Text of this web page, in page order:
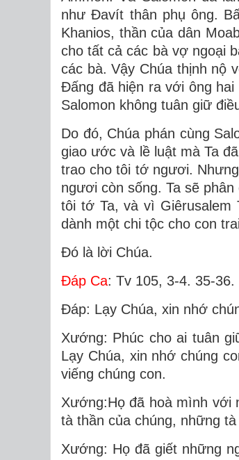
như Ðavít thân phụ ông.
Khanios, thần của dân
cho tất cả các bà vợ ngoại
các bà. Vậy Chúa thịnh nộ
Ðấng đã hiện ra với ông
Salomon không tuân giữ
Do đó, Chúa phán cùng
giao ước và lề luật mà Ta
trao cho tôi tớ ngươi.
ngươi còn sống. Ta sẽ
tôi tớ Ta, và vì Giêrusalem
dành một chi tộc cho con
Ðó là lời Chúa.
Ðáp Ca: Tv 105, 3-4. 35-36.
Ðáp: Lạy Chúa, xin nhớ
Xướng: Phúc cho ai tuân
Lạy Chúa, xin nhớ chúng
viếng chúng con.
Xướng:Họ đã hoà mình với
tà thần của chúng, những
Xướng: Họ đã giết những